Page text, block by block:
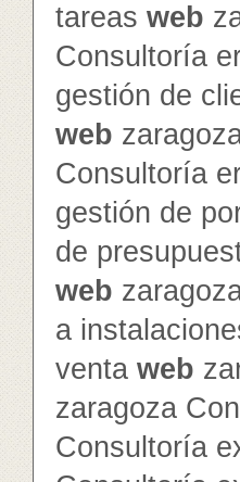
tareas web
Consultoría
gestión de
web
Consultoría
gestión de
de
web
a
venta web
zaragoza
Consultoría